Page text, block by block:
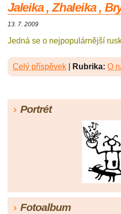
Jaleika , Zhaleika ,
13. 7. 2009
Jedná se o nejpopulárnější
Celý příspěvek Rubrika: O
Portrét
Fotoalbum